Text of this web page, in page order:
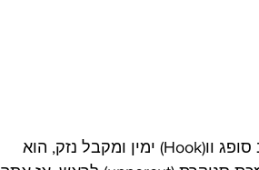
אם צופים בסרטון למעלה שומעים את קאס מסביר שכשיריב סופג וו(Hook) ימין ומקבל נזק, הוא